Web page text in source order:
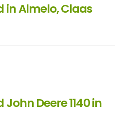
in Almelo, Claas
Deere 1140 in